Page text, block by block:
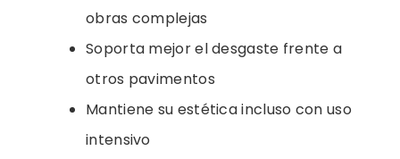
obras complejas
Soporta mejor el desgaste frente a
otros pavimentos
Mantiene su estética incluso con uso
intensivo